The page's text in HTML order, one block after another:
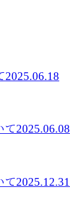
2025.06.08
2025.12.31